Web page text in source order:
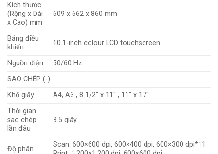
Kích thước
(Rộng x Dài
x Cao) mm
609 x 662 x 860 mm
Bảng điều
khiển
10.1-inch colour LCD touchscreen
Nguồn điện
50/60 Hz
SAO CHÉP (-)
Khổ giấy
A4, A3 , 8 1/2″ x 11″ , 11″ x 17″
Thời gian
sao chép
lần đâu
3.5 giây
Độ phân
Scan: 600×600 dpi, 600×400 dpi, 600×300 dpi*11